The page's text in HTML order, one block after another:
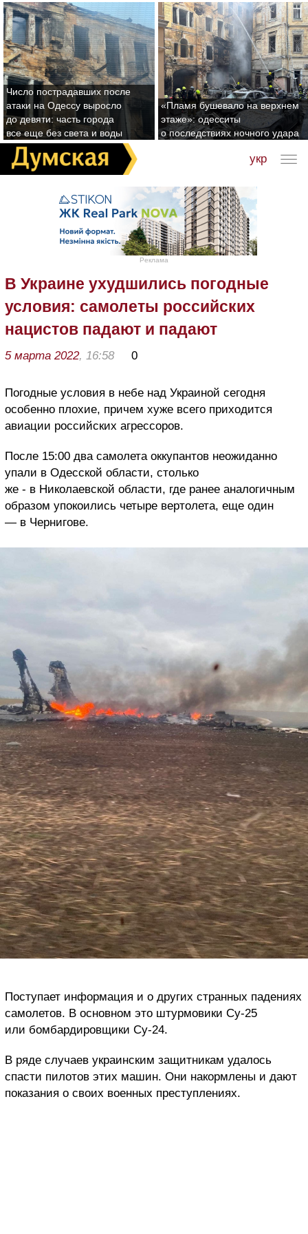
Число пострадавших после
атаки на Одессу выросло
до девяти: часть города
все еще без света и воды
«Пламя бушевало на верхнем
этаже»: одесситы
о последствиях ночного удара
укр
Реклама
В Украине ухудшились погодные
условия: самолеты российских
нацистов падают и падают
5 марта 2022, 16:58 0
Погодные условия в небе над Украиной сегодня
особенно плохие, причем хуже всего приходится
авиации российских агрессоров.
После 15:00 два самолета оккупантов неожиданно
упали в Одесской области, столько
же - в Николаевской области, где ранее аналогичным
образом упокоились четыре вертолета, еще один
— в Чернигове.
Поступает информация и о других странных падениях
самолетов. В основном это штурмовики Су-25
или бомбардировщики Су-24.
В ряде случаев украинским защитникам удалось
спасти пилотов этих машин. Они накормлены и дают
показания о своих военных преступлениях.